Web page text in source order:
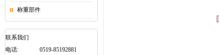
称重部件
联系我们
电话:
0519-85192881